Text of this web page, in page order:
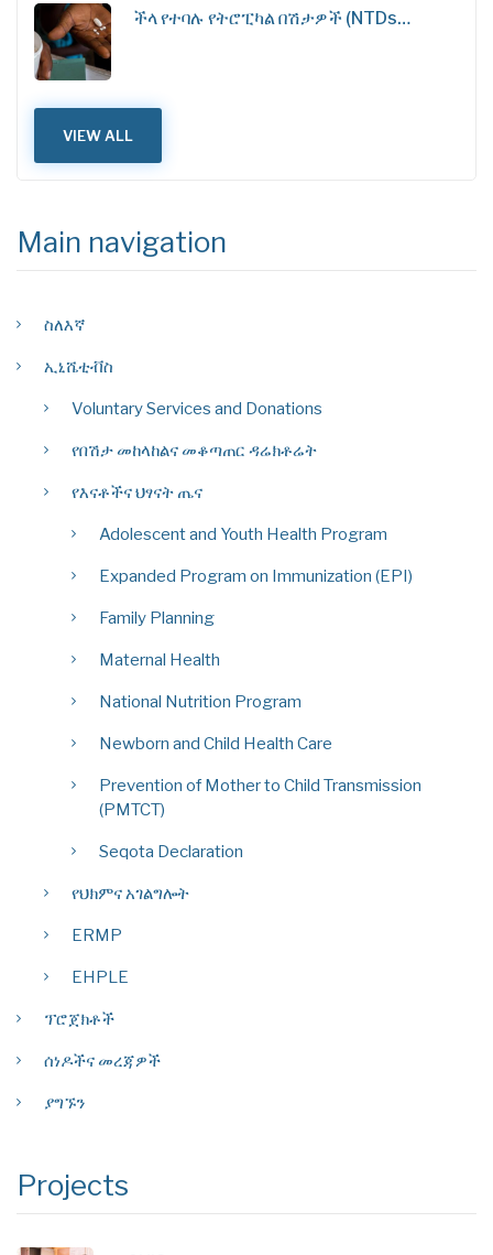
ችላ የተባሉ የትሮፒካል በሽታዎች (NTDs…
VIEW ALL
Main navigation
ስለእኛ
ኢኒሼቲቭስ
Voluntary Services and Donations
የበሽታ መከላከልና መቆጣጠር ዳሬክቶሬት
የእናቶችና ህፃናት ጤና
Adolescent and Youth Health Program
Expanded Program on Immunization (EPI)
Family Planning
Maternal Health
National Nutrition Program
Newborn and Child Health Care
Prevention of Mother to Child Transmission
(PMTCT)
Seqota Declaration
የህክምና አገልግሎት
ERMP
EHPLE
ፕሮጀክቶች
ሰነዶችና መረጃዎች
ያግኙን
Projects